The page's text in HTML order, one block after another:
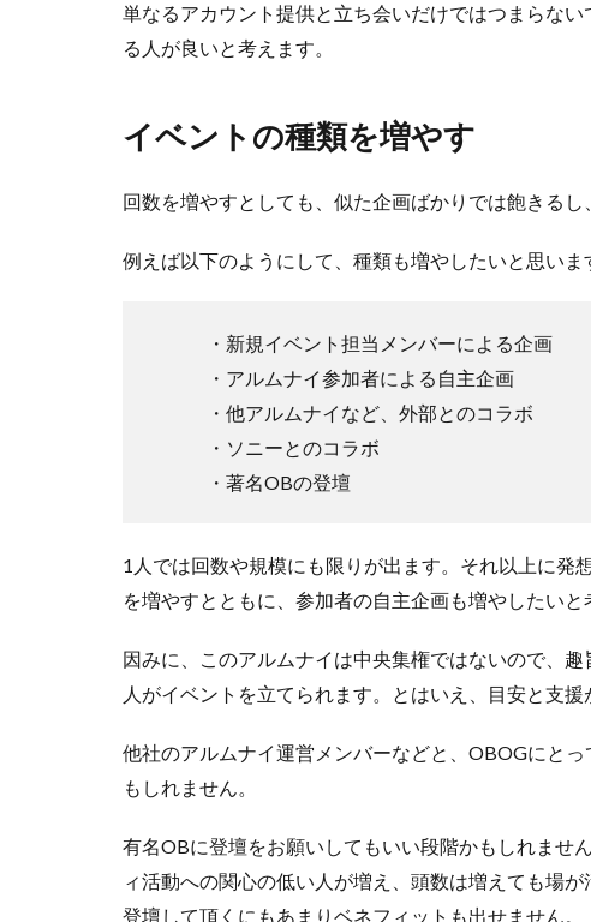
単なるアカウント提供と立ち会いだけではつまらな
る人が良いと考えます。
イベントの種類を増やす
回数を増やすとしても、似た企画ばかりでは飽きるし
例えば以下のようにして、種類も増やしたいと思いま
・新規イベント担当メンバーによる企画
・アルムナイ参加者による自主企画
・他アルムナイなど、外部とのコラボ
・ソニーとのコラボ
・著名OBの登壇
1人では回数や規模にも限りが出ます。それ以上に発
を増やすとともに、参加者の自主企画も増やしたいと
因みに、このアルムナイは中央集権ではないので、
人がイベントを立てられます。とはいえ、目安と支
他社のアルムナイ運営メンバーなどと、OBOGにと
もしれません。
有名OBに登壇をお願いしてもいい段階かもしれませ
ィ活動への関心の低い人が増え、頭数は増えても場
登壇して頂くにもあまりベネフィットも出せません。